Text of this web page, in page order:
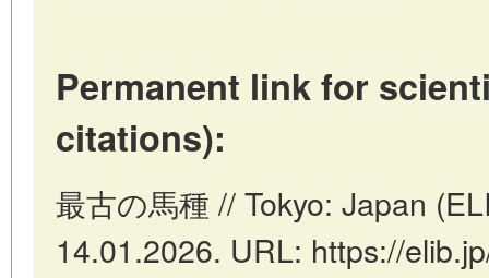
Permanent link for
citations):
最古の馬種 // Tokyo: Japan
14.01.2026. URL: https://